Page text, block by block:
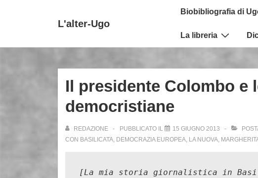
contenuto
L'alter-Ugo
Menu
Biobibliografia di
La libreria
Il presidente Colombo e
democristiane
REDAZIONE PUBBLICATO IL 15 GIUGNO 2013
CON BASILICATA, DEMOCRAZIA EUROPEA, LA NUOVA,
[La mia storia giornalistica in